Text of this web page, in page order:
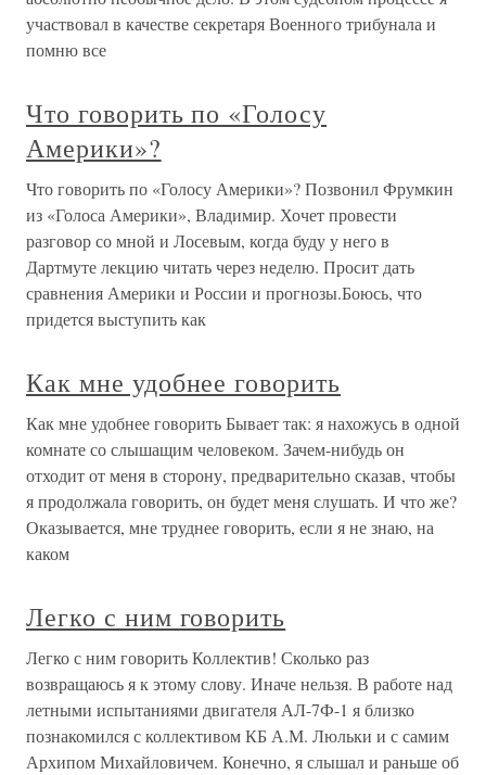
участвовал в качестве секретаря Военного трибунала и
помню все
Что говорить по «Голосу
Америки»?
Что говорить по «Голосу Америки»? Позвонил Фрумкин
из «Голоса Америки», Владимир. Хочет провести
разговор со мной и Лосевым, когда буду у него в
Дартмуте лекцию читать через неделю. Просит дать
сравнения Америки и России и прогнозы.Боюсь, что
придется выступить как
Как мне удобнее говорить
Как мне удобнее говорить Бывает так: я нахожусь в одной
комнате со слышащим человеком. Зачем-нибудь он
отходит от меня в сторону, предварительно сказав, чтобы
я продолжала говорить, он будет меня слушать. И что же?
Оказывается, мне труднее говорить, если я не знаю, на
каком
Легко с ним говорить
Легко с ним говорить Коллектив! Сколько раз
возвращаюсь я к этому слову. Иначе нельзя. В работе над
летными испытаниями двигателя АЛ-7Ф-1 я близко
познакомился с коллективом КБ А.М. Люльки и с самим
Архипом Михайловичем. Конечно, я слышал и раньше об